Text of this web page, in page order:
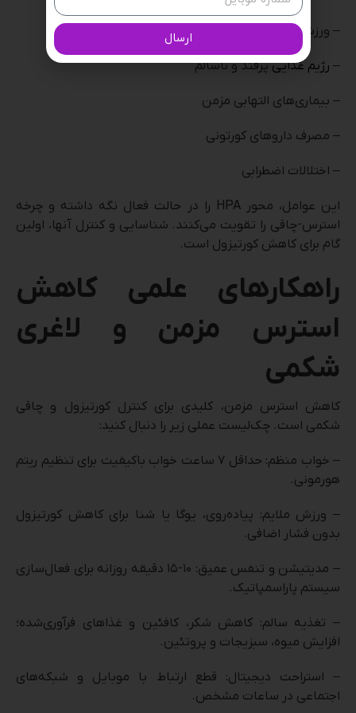
– ورزش بیش‌ازحد (overtraining)
– رژیم غذاییپرقند و ناسالم
– بیماری‌های التهابی مزمن
– مصرف داروهای کورتونی
– اختلالات اضطرابی
این عوامل، محور HPA را در حالت فعال نگه داشته و چرخه
استرس-چاقی را تقویت می‌کنند. شناسایی و کنترل آنها، اولین
گام برای کاهش کورتیزول است.
راهکارهای علمی کاهش
استرس مزمن و لاغری
شکمی
کاهش استرس مزمن، کلیدی برای کنترل کورتیزول و چاقی
شکمی است. چک‌لیست عملی زیر را دنبال کنید:
– خواب منظم: حداقل ۷ ساعت خواب باکیفیت برای تنظیم ریتم
هورمونی.
– ورزش ملایم: پیاده‌روی، یوگا یا شنا برای کاهش کورتیزول
بدون فشار اضافی.
– مدیتیشن و تنفس عمیق: ۱۰-۱۵ دقیقه روزانه برای فعال‌سازی
سیستم پاراسمپاتیک.
– تغذیه سالم: کاهش شکر، کافئین و غذاهای فرآوری‌شده؛
افزایش میوه، سبزیجات و پروتئین.
– استراحت دیجیتال: قطع ارتباط با موبایل و شبکه‌های
اجتماعی در ساعات مشخص.
ارسال